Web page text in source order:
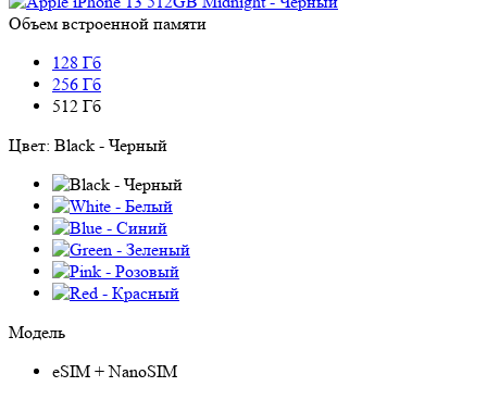
Объем встроенной памяти
128 Гб
256 Гб
512 Гб
Цвет: Black - Черный
Модель
eSIM + NanoSIM